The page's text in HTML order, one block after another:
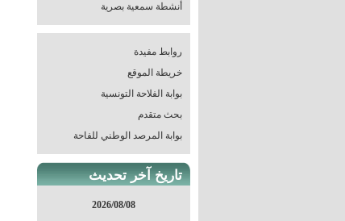
أنشطة سمعية بصرية
روابط مفيدة
خريطة الموقع
بوابة الفلاحة التونسية
بحث متقدم
بوابة المرصد الوطني للفاحة
تاريخ آخر تحديث
2026/08/08